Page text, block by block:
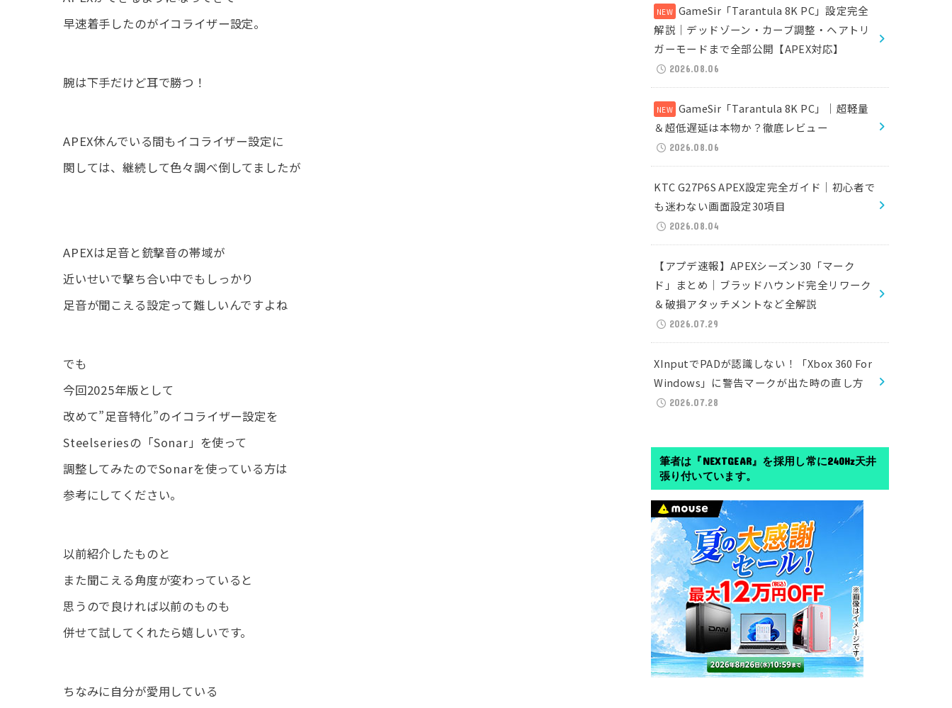
早速着手したのがイコライザー設定。
腕は下手だけど耳で勝つ！
APEX休んでいる間もイコライザー設定に
関しては、継続して色々調べ倒してましたが
APEXは足音と銃撃音の帯域が
近いせいで撃ち合い中でもしっかり
足音が聞こえる設定って難しいんですよね
でも
今回2025年版として
改めて”足音特化”のイコライザー設定を
Steelseriesの「Sonar」を使って
調整してみたのでSonarを使っている方は
参考にしてください。
以前紹介したものと
また聞こえる角度が変わっていると
思うので良ければ以前のものも
併せて試してくれたら嬉しいです。
ちなみに自分が愛用している
GameSir「Tarantula 8K PC」設定完全
解説｜デッドゾーン・カーブ調整・ヘアトリ
ガーモードまで全部公開【APEX対応】
2026.08.06
GameSir「Tarantula 8K PC」｜超軽量
＆超低遅延は本物か？徹底レビュー
2026.08.06
KTC G27P6S APEX設定完全ガイド｜初心者で
も迷わない画面設定30項目
2026.08.04
【アプデ速報】APEXシーズン30「マーク
ド」まとめ｜ブラッドハウンド完全リワーク
＆破損アタッチメントなど全解説
2026.07.29
XInputでPADが認識しない！「Xbox 360 For
Windows」に警告マークが出た時の直し方
2026.07.28
筆者は『NEXTGEAR』を採用し常に240Hz天井
張り付いています。